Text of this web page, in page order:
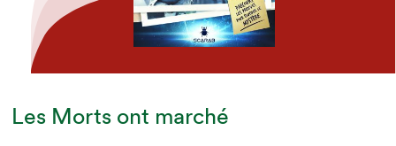
Les Morts ont marché